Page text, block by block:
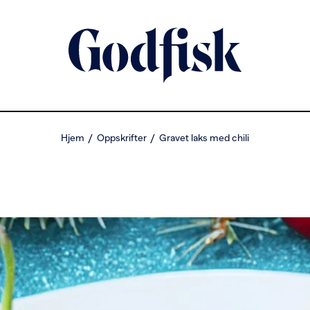
Hjem Oppskrifter Gravet laks med chili